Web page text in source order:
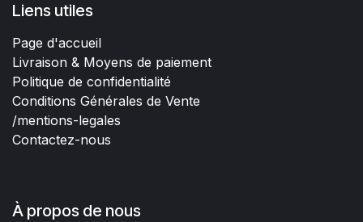
Liens utiles
Page d'accueil
Livraison & Moyens de paiement
Politique de confidentialité
Conditions Générales de Vente
/mentions-legales
Contactez-nous
À propos de nous